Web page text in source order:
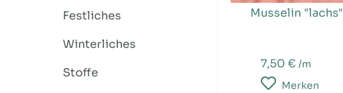
Festliches
Winterliches
Stoffe
Musselin "lachs"
7,50 € /m
Merken